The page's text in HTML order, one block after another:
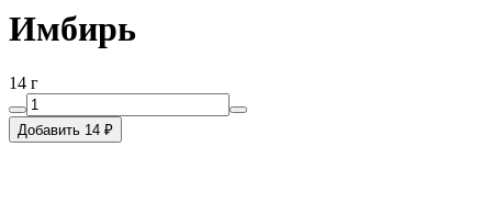
Имбирь
14 г
Добавить 14 ₽